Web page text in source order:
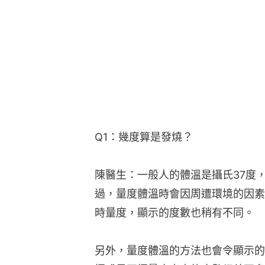
Q1：幾度算是發燒？
陳醫生：一般人的體溫是攝氏37度
過，量度體溫時會因周遭環境的因
時量度，顯示的度數也稍有不同。
另外，量度體溫的方法也會令顯示